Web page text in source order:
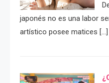
japonés no es una labor
artístico posee matices […]